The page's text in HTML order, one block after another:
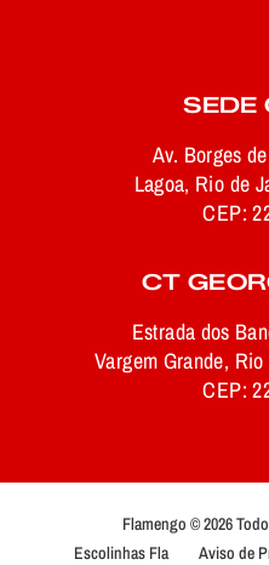
SEDE
Av. Borges
Lagoa, Rio de
CEP:
CT
Estrada dos
Vargem Grande,
CEP:
Flamengo © 2026
Escolinhas Fla
Aviso de